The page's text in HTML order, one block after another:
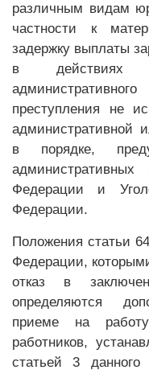
различным видам
частности к
задержку выплаты
в действиях
преступления не
административной
в порядке,
административных
Федерации и
Федерации.
Положения статьи
Федерации,
отказ в
определяются
приеме на
работников,
статьей 3 данного